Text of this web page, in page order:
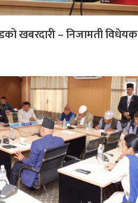
खबरदारी – निजामती विधेयक